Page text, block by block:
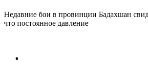
Недавние бои в провинции Бадахшан
что постоянное давление